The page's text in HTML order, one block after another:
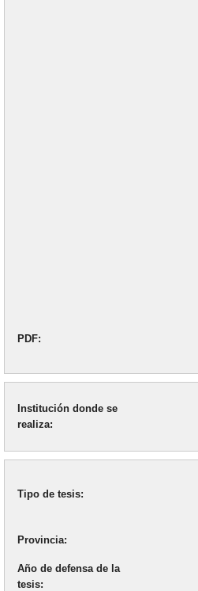
PDF
Institución donde se
realiza
Tipo de tesis
Provincia
Año de defensa de la
tesis